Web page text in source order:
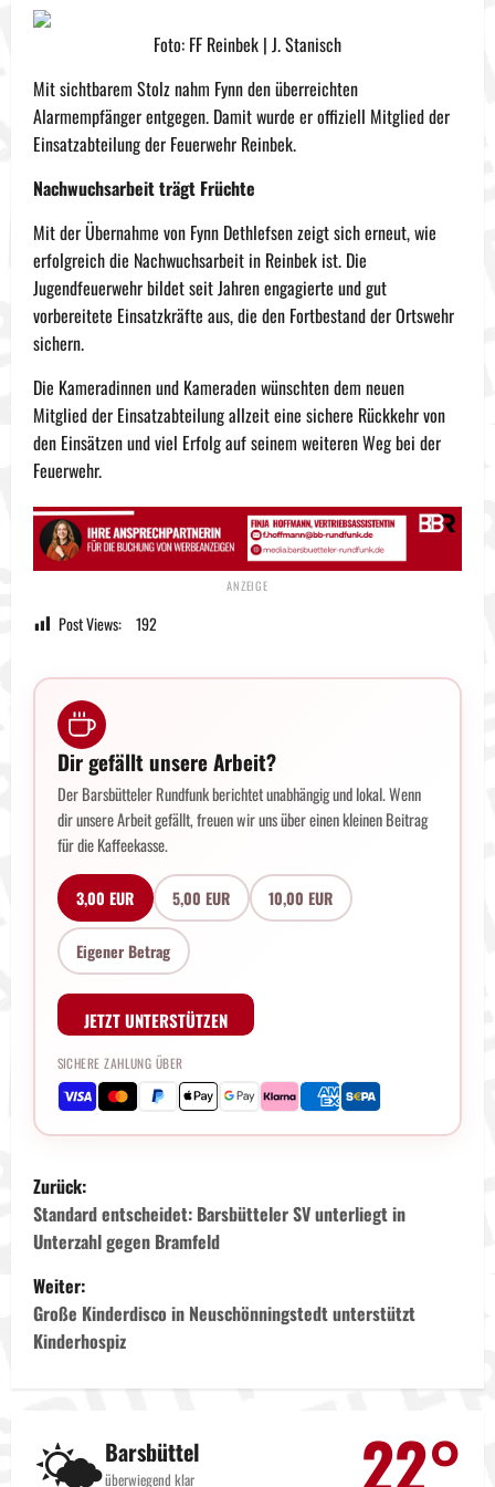
Foto: FF Reinbek | J. Stanisch
Mit sichtbarem Stolz nahm Fynn den überreichten
Alarmempfänger entgegen. Damit wurde er offiziell Mitglied der
Einsatzabteilung der Feuerwehr Reinbek.
Nachwuchsarbeit trägt Früchte
Mit der Übernahme von Fynn Dethlefsen zeigt sich erneut, wie
erfolgreich die Nachwuchsarbeit in Reinbek ist. Die
Jugendfeuerwehr bildet seit Jahren engagierte und gut
vorbereitete Einsatzkräfte aus, die den Fortbestand der Ortswehr
sichern.
Die Kameradinnen und Kameraden wünschten dem neuen
Mitglied der Einsatzabteilung allzeit eine sichere Rückkehr von
den Einsätzen und viel Erfolg auf seinem weiteren Weg bei der
Feuerwehr.
Post Views: 192
Dir gefällt unsere Arbeit?
Der Barsbütteler Rundfunk berichtet unabhängig und lokal. Wenn
dir unsere Arbeit gefällt, freuen wir uns über einen kleinen Beitrag
für die Kaffeekasse.
3,00 EUR 5,00 EUR 10,00 EUR
Eigener Betrag
JETZT UNTERSTÜTZEN
SICHERE ZAHLUNG ÜBER
B
e
i
t
r
g
Zurück:
Standard entscheidet: Barsbütteler SV unterliegt in
Unterzahl gegen Bramfeld
Weiter:
Große Kinderdisco in Neuschönningstedt unterstützt
Kinderhospiz
🌤️Barsbüttel
überwiegend klar 22°